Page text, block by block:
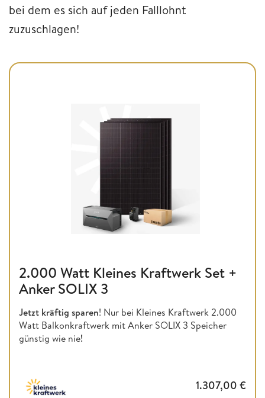
bei dem es sich auf jeden Falllohnt
zuzuschlagen!
2.000 Watt Kleines Kraftwerk Set +
Anker SOLIX 3
Jetzt kräftig sparen! Nur bei Kleines Kraftwerk 2.000
Watt Balkonkraftwerk mit Anker SOLIX 3 Speicher
günstig wie nie!
1.307,00 €